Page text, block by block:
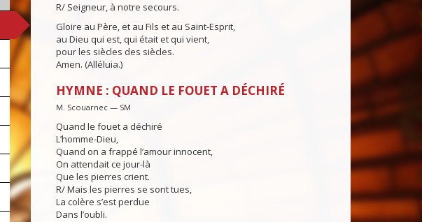
R/ Seigneur, à notre secours.
Gloire au Père, et au Fils et au Saint-Esprit,
au Dieu qui est, qui était et qui vient,
pour les siècles des siècles.
Amen. (Alléluia.)
HYMNE : QUAND LE FOUET A DÉCHIRÉ
M. Scouarnec — SM
Quand le fouet a déchiré
L’homme-Dieu,
Quand on a frappé l’amour innocent,
On attendait ce jour-là
Que les pierres crient.
R/ Mais les pierres se sont tues,
La colère s’est perdue
Dans l’oubli.